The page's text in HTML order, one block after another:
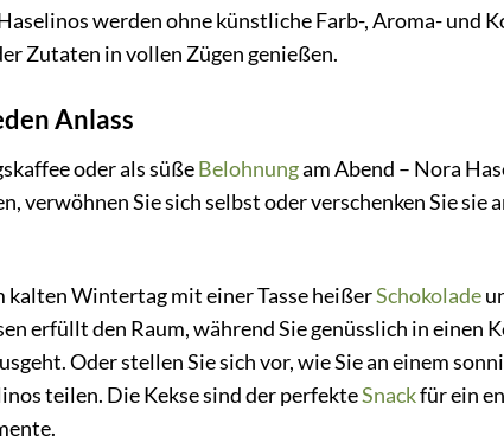
werden ohne künstliche Farb-, Aroma- und
Zutaten in vollen Zügen genießen.
Anlass
oder als süßeBelohnungam Abend – Nora
verwöhnen Sie sich selbst oder verschenken Sie sie
kalten Wintertag mit einer Tasse heißerSchokolade
erfüllt den Raum, während Sie genüsslich in einen
Oder stellen Sie sich vor, wie Sie an einem
teilen. Die Kekse sind der perfekteSnackfür ein